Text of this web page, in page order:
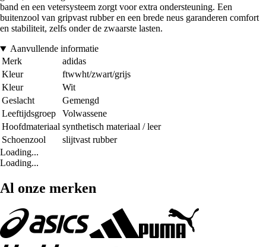
band en een vetersysteem zorgt voor extra ondersteuning. Een
buitenzool van gripvast rubber en een brede neus garanderen comfort
en stabiliteit, zelfs onder de zwaarste lasten.
Aanvullende informatie
Merk
adidas
Kleur
ftwwht/zwart/grijs
Kleur
Wit
Geslacht
Gemengd
Leeftijdsgroep
Volwassene
Hoofdmateriaal synthetisch materiaal / leer
Schoenzool
slijtvast rubber
Loading...
Loading...
Al onze merken